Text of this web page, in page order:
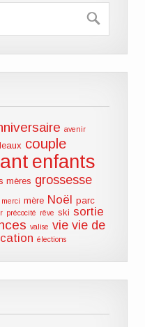
avenir
couple
enfants
mères grossesse
merci mère Noël parc
précocité rêve ski sortie
valise vie vie de
élections